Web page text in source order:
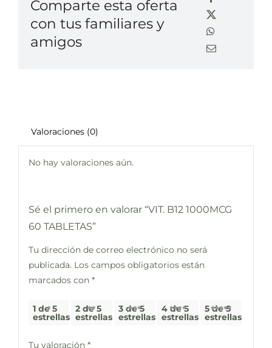
Comparte esta oferta
con tus familiares y
amigos
Valoraciones (0)
No hay valoraciones aún.
Sé el primero en valorar “VIT. B12 1000MCG
60 TABLETAS”
Tu dirección de correo electrónico no será
publicada. Los campos obligatorios están
marcados con *
1 de 5
estrellas
2 de 5
estrellas
3 de 5
estrellas
4 de 5
estrellas
5 de 5
estrellas
Tu valoración *